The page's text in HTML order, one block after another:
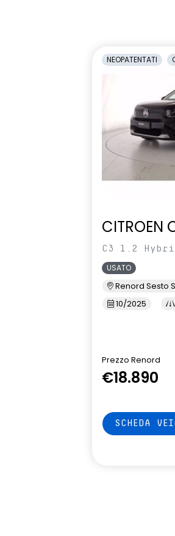
NEOPATENTATI
CITROEN
C3 1.2
USATO
Renord Sesto
10/2025
Prezzo Renord
€18.890
SCHEDA